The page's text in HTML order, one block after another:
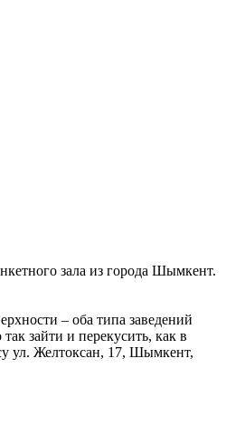
зала из города Шымкент.
– оба типа заведений
зайти и перекусить, как в
ул. Желтоксан, 17, Шымкент,